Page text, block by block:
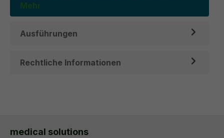
Mehr
Ausführungen
Rechtliche Informationen
medical solutions